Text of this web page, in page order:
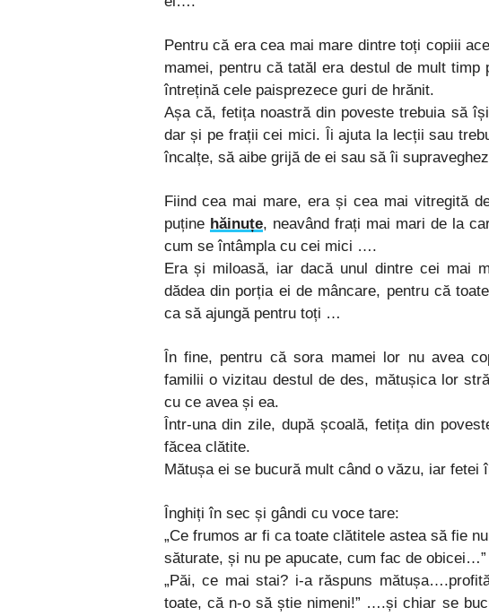
Pentru că era cea mai mare dintre toți copiii
mamei, pentru că tatăl era destul de mult
întrețină cele paisprezece guri de hrănit.
Așa că, fetița noastră din poveste trebuia să
dar și pe frații cei mici. Îi ajuta la lecții sau
încalțe, să aibe grijă de ei sau să îi
Fiind cea mai mare, era și cea mai vitregită
puține hăinuțe, neavând frați mai mari de la
cum se întâmpla cu cei mici ….
Era și miloasă, iar dacă unul dintre cei mai
dădea din porția ei de mâncare, pentru că
ca să ajungă pentru toți …
În fine, pentru că sora mamei lor nu avea
familii o vizitau destul de des, mătușica lor
cu ce avea și ea.
Într-una din zile, după școală, fetița din
făcea clătite.
Mătușa ei se bucură mult când o văzu, iar fetei
Înghiți în sec și gândi cu voce tare:
„Ce frumos ar fi ca toate clătitele astea să fie
săturate, și nu pe apucate, cum fac de obicei…”
„Păi, ce mai stai? i-a răspuns
toate, că n-o să știe nimeni!” ….și chiar se